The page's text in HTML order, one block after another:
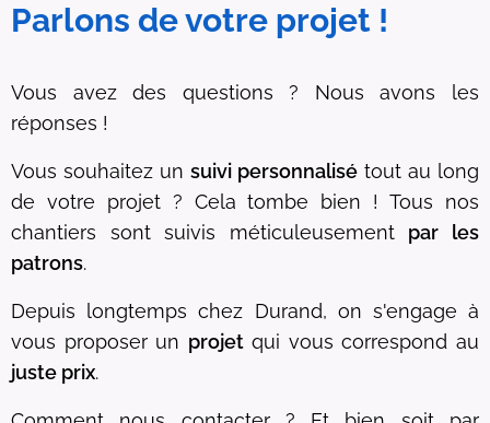
Parlons de votre projet !
Vous avez des questions ? Nous avons les
réponses !
Vous souhaitez un suivi personnalisé tout au long
de votre projet ? Cela tombe bien ! Tous nos
chantiers sont suivis méticuleusement par les
patrons.
Depuis longtemps chez Durand, on s'engage à
vous proposer un projetqui vous correspond au
juste prix.